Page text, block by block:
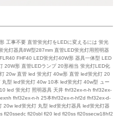
工事不要 直管蛍光灯をLEDに変えるには 蛍光
光灯器具8W型287mm 直管LED蛍光灯用照明器
FHF40 LED蛍光灯40W形 器具一体型 LED
20W形 直管LEDランプ 20形相当 蛍光灯LED化
20w 直管 led 蛍光灯 40w形 直管 led蛍光灯 20
型 led蛍光灯 40w 10本 led蛍光灯 40w型 ュー
led 蛍光灯 照明器具 天井 fhf32ex-n-h fhf32ex-
fhf32ex-n-h 25本fhf32ex-n-hf2d fhf32ex-d-
led蛍光灯 丸型 led蛍光灯器具 led蛍光灯器
fl20ssedc fl20sbl fl20 led fl20ss fl20ssecw18hf2